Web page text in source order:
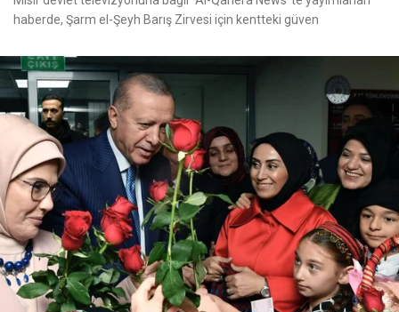
haberde, Şarm el-Şeyh Barış Zirvesi için kentteki güven